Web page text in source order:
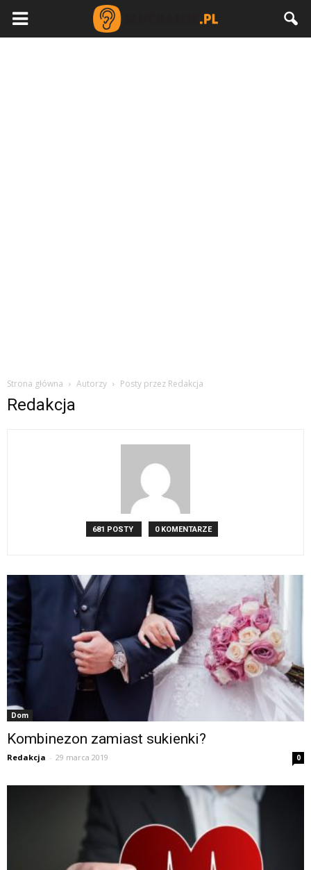
Strona główna Autorzy Posty przez Redakcja
Redakcja
681 POSTY 0 KOMENTARZE
Dom
Kombinezon zamiast sukienki?
Redakcja - 29 marca 2019 0